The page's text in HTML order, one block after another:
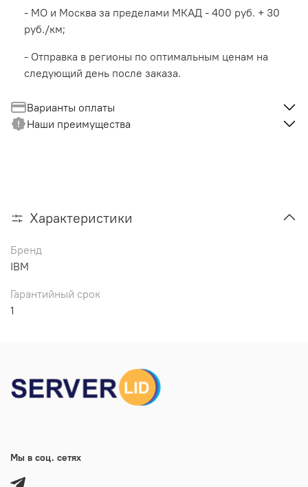
- МО и Москва за пределами МКАД - 400 руб. + 30
руб./км;
- Отправка в регионы по оптимальным ценам на
следующий день после заказа.
Варианты оплаты
Наши преимущества
Характеристики
Бренд
IBM
Гарантийный срок
1
Мы в соц. сетях